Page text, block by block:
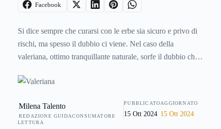
Facebook
Si dice sempre che curarsi con le erbe sia sicuro e privo di
rischi, ma spesso il dubbio ci viene. Nel caso della
valeriana, ottimo tranquillante naturale, sorfe il dubbio che
interagire con altri farmaci. Ecco quindi una guida che
effetti collaterali della valeriana.
Milena Talento
REDAZIONE GUIDACONSUMATORE
PUBBLICATO
15 Ott 2024
AGGIORNATO
15 Ott 2024
LETTURA